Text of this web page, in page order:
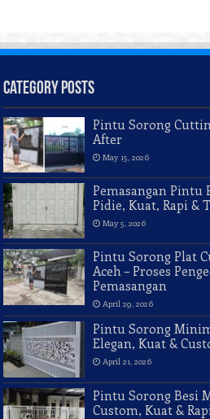
Category Posts
Pintu Sorong
After
May 15, 2026
Pemasangan Pintu
Pidie, Kuat, Rapi &
May 5, 2026
Pintu Sorong Plat
Aceh – Proses
Pemasangan
April 29, 2026
Pintu Sorong
Elegan, Kuat &
April 21, 2026
Pintu Sorong Besi
Custom, Kuat &